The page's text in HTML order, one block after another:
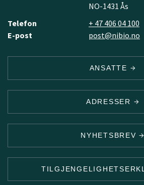
NO-1431 Ås
Telefon
+ 47 406 04 100
E-post
post@nibio.no
ANSATTE
ADRESSER
NYHETSBREV